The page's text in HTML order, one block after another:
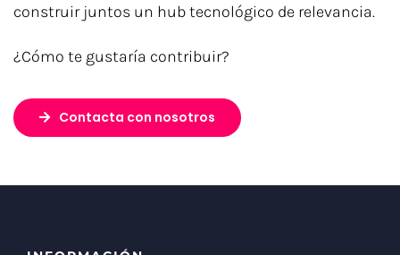
construir juntos un hub tecnológico de relevancia.
¿Cómo te gustaría contribuir?
Contacta con nosotros